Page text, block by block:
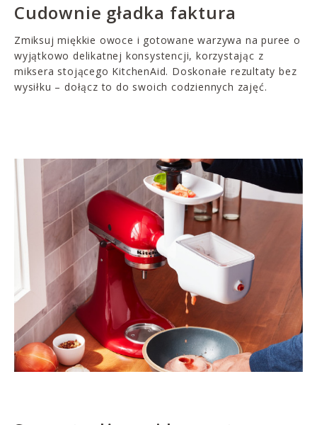
Cudownie gładka faktura
Zmiksuj miękkie owoce i gotowane warzywa na puree o
wyjątkowo delikatnej konsystencji, korzystając z
miksera stojącego KitchenAid. Doskonałe rezultaty bez
wysiłku – dołącz to do swoich codziennych zajęć.